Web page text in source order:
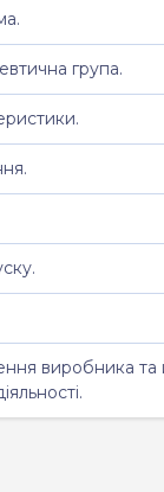
група.
виробника та